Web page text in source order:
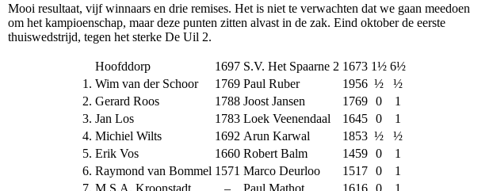
Mooi resultaat, vijf winnaars en drie remises. Het is niet te verwachten dat we gaan meedoen
om het kampioenschap, maar deze punten zitten alvast in de zak. Eind oktober de eerste
thuiswedstrijd, tegen het sterke De Uil 2.
Hoofddorp 1697 S.V. Het Spaarne 2 1673 1½ 6½
1. Wim van der Schoor 1769 Paul Ruber 1956 ½
½
2. Gerard Roos 1788 Joost Jansen 1769 0
1
3. Jan Los 1783 Loek Veenendaal 1645 0
1
4. Michiel Wilts 1692 Arun Karwal 1853 ½
½
5. Erik Vos 1660 Robert Balm 1459 0
1
6. Raymond van Bommel 1571 Marco Deurloo 1517 0
1
7. M.S.A. Kroonstadt – Paul Mathot 1616 0
1